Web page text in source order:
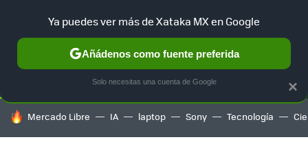
SELECCIÓN GAMING HOME AUTO TERRITORIO
HOY SE HABLA DE
Mercado Libre IA laptop Sony Tecnología
×
Ya puedes ver más de Xataka MX en Google
Añádenos como fuente preferida
Solo necesitas una cuenta de Google